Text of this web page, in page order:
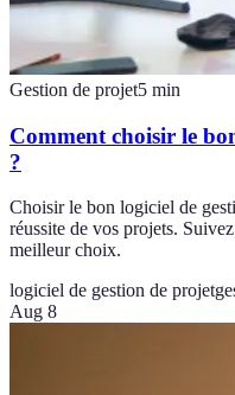
Gestion de projet5 min
Comment choisir le
?
Choisir le bon logiciel de
réussite de vos projets.
meilleur choix.
logiciel de gestion de projet
Aug 8